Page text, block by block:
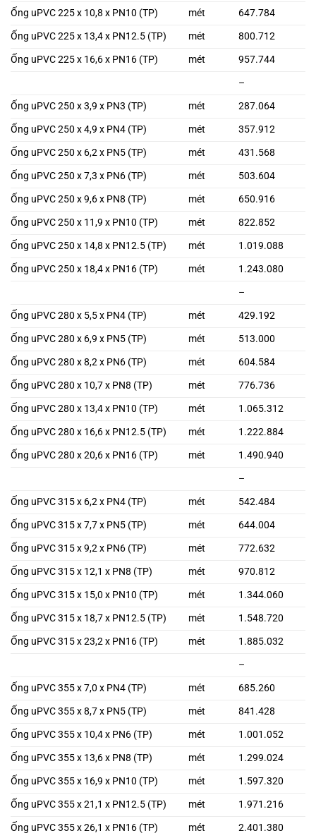
Ống uPVC 225 x 10,8 x PN10 (TP) mét 647.784
Ống uPVC 225 x 13,4 x PN12.5 (TP) mét 800.712
Ống uPVC 225 x 16,6 x PN16 (TP) mét 957.744
–
Ống uPVC 250 x 3,9 x PN3 (TP) mét 287.064
Ống uPVC 250 x 4,9 x PN4 (TP) mét 357.912
Ống uPVC 250 x 6,2 x PN5 (TP) mét 431.568
Ống uPVC 250 x 7,3 x PN6 (TP) mét 503.604
Ống uPVC 250 x 9,6 x PN8 (TP) mét 650.916
Ống uPVC 250 x 11,9 x PN10 (TP) mét 822.852
Ống uPVC 250 x 14,8 x PN12.5 (TP) mét 1.019.088
Ống uPVC 250 x 18,4 x PN16 (TP) mét 1.243.080
–
Ống uPVC 280 x 5,5 x PN4 (TP) mét 429.192
Ống uPVC 280 x 6,9 x PN5 (TP) mét 513.000
Ống uPVC 280 x 8,2 x PN6 (TP) mét 604.584
Ống uPVC 280 x 10,7 x PN8 (TP) mét 776.736
Ống uPVC 280 x 13,4 x PN10 (TP) mét 1.065.312
Ống uPVC 280 x 16,6 x PN12.5 (TP) mét 1.222.884
Ống uPVC 280 x 20,6 x PN16 (TP) mét 1.490.940
–
Ống uPVC 315 x 6,2 x PN4 (TP) mét 542.484
Ống uPVC 315 x 7,7 x PN5 (TP) mét 644.004
Ống uPVC 315 x 9,2 x PN6 (TP) mét 772.632
Ống uPVC 315 x 12,1 x PN8 (TP) mét 970.812
Ống uPVC 315 x 15,0 x PN10 (TP) mét 1.344.060
Ống uPVC 315 x 18,7 x PN12.5 (TP) mét 1.548.720
Ống uPVC 315 x 23,2 x PN16 (TP) mét 1.885.032
–
Ống uPVC 355 x 7,0 x PN4 (TP) mét 685.260
Ống uPVC 355 x 8,7 x PN5 (TP) mét 841.428
Ống uPVC 355 x 10,4 x PN6 (TP) mét 1.001.052
Ống uPVC 355 x 13,6 x PN8 (TP) mét 1.299.024
Ống uPVC 355 x 16,9 x PN10 (TP) mét 1.597.320
Ống uPVC 355 x 21,1 x PN12.5 (TP) mét 1.971.216
Ống uPVC 355 x 26,1 x PN16 (TP) mét 2.401.380